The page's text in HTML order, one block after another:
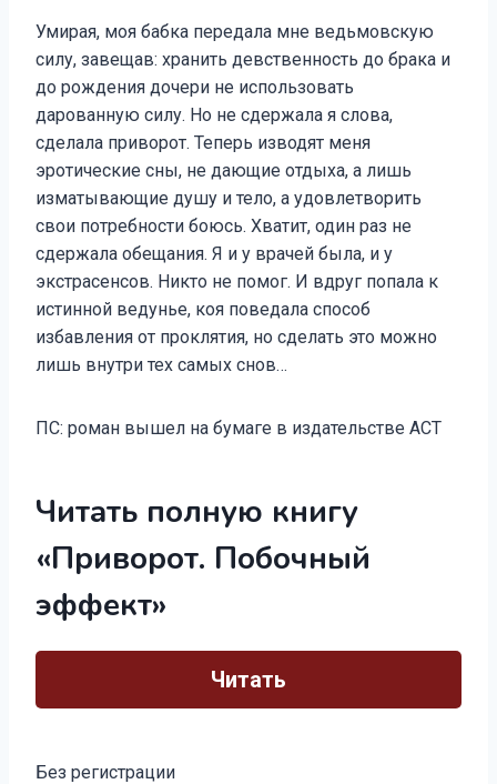
Умирая, моя бабка передала мне ведьмовскую
силу, завещав: хранить девственность до брака и
до рождения дочери не использовать
дарованную силу. Но не сдержала я слова,
сделала приворот. Теперь изводят меня
эротические сны, не дающие отдыха, а лишь
изматывающие душу и тело, а удовлетворить
свои потребности боюсь. Хватит, один раз не
сдержала обещания. Я и у врачей была, и у
экстрасенсов. Никто не помог. И вдруг попала к
истинной ведунье, коя поведала способ
избавления от проклятия, но сделать это можно
лишь внутри тех самых снов…
ПС: роман вышел на бумаге в издательстве АСТ
Читать полную книгу
«Приворот. Побочный
эффект»
Читать
Без регистрации